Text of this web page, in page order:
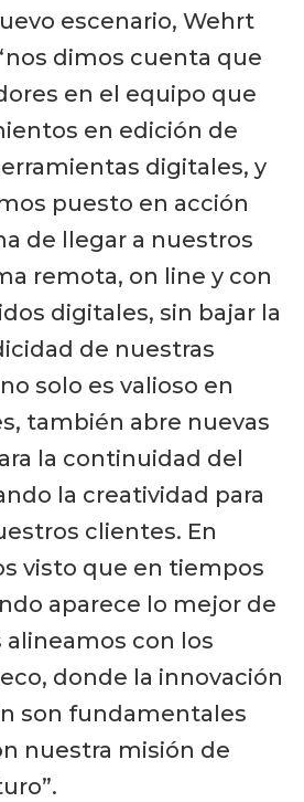
escenario, Wehrt
dimos cuenta que
en el equipo que
en edición de
digitales, y
puesto en acción
de llegar a nuestros
remota, on line y con
digitales, sin bajar la
de nuestras
solo es valioso en
también abre nuevas
la continuidad del
la creatividad para
clientes. En
visto que en tiempos
aparece lo mejor de
alineamos con los
donde la innovación
son fundamentales
nuestra misión de